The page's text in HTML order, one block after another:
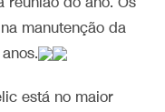
manutenção da
está no maior